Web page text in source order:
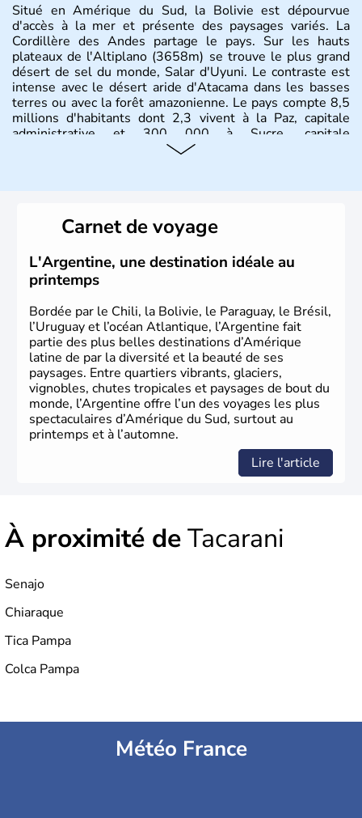
Situé en Amérique du Sud, la Bolivie est dépourvue
d'accès à la mer et présente des paysages variés. La
Cordillère des Andes partage le pays. Sur les hauts
plateaux de l'Altiplano (3658m) se trouve le plus grand
désert de sel du monde, Salar d'Uyuni. Le contraste est
intense avec le désert aride d'Atacama dans les basses
terres ou avec la forêt amazonienne. Le pays compte 8,5
millions d'habitants dont 2,3 vivent à la Paz, capitale
administrative et 300 000 à Sucre, capitale
Carnet de voyage
L'Argentine, une destination idéale au
printemps
Bordée par le Chili, la Bolivie, le Paraguay, le Brésil,
l’Uruguay et l’océan Atlantique, l’Argentine fait
partie des plus belles destinations d’Amérique
latine de par la diversité et la beauté de ses
paysages. Entre quartiers vibrants, glaciers,
vignobles, chutes tropicales et paysages de bout du
monde, l’Argentine offre l’un des voyages les plus
spectaculaires d’Amérique du Sud, surtout au
printemps et à l’automne.
Lire l'article
À proximité deTacarani
Senajo
Chiaraque
Tica Pampa
Colca Pampa
Météo France